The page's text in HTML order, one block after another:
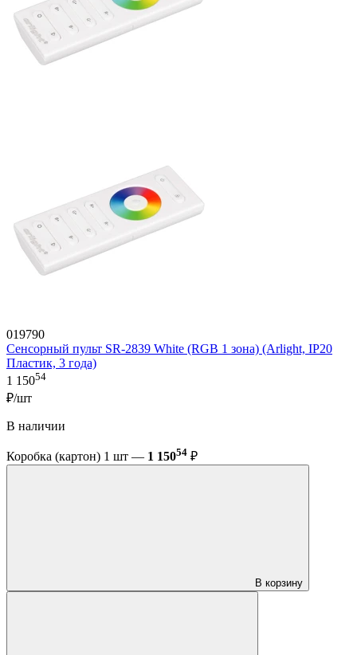
019790
Сенсорный пульт SR-2839 White (RGB 1 зона) (Arlight, IP20
Пластик, 3 года)
1 15054
₽/шт
В наличии
Коробка (картон) 1 шт — 1 15054 ₽
В корзину